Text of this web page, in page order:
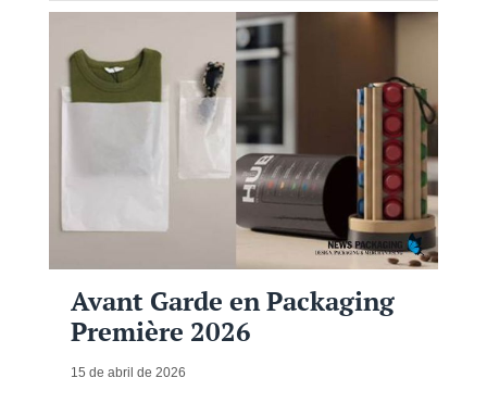
Avant Garde en Packaging
Première 2026
15 de abril de 2026